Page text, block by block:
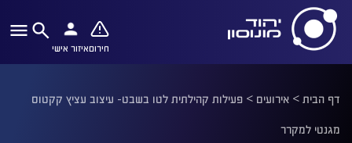
חירוםאיזור אישי
דף הבית> אירועים > פעילות קהילתית לטו בשבט- עיצוב עציץ קקטוס
מגנטי למקרר